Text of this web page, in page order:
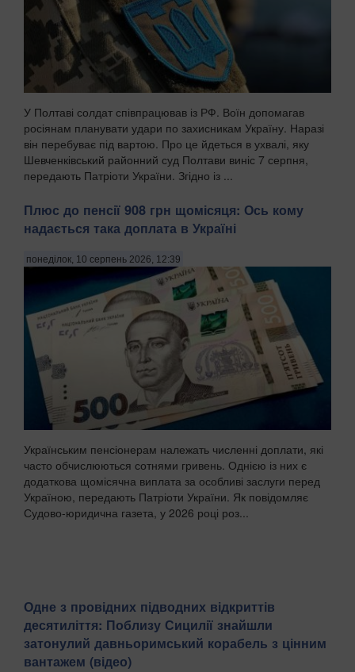
У Полтаві солдат співпрацював із РФ. Воїн допомагав
росіянам планувати удари по захисникам Україну. Наразі
він перебуває під вартою. Про це йдеться в ухвалі, яку
Шевченківський районний суд Полтави виніс 7 серпня,
передають Патріоти України. Згідно із ...
Плюс до пенсії 908 грн щомісяця: Ось кому
надається така доплата в Україні
понеділок, 10 серпень 2026, 12:39
Українським пенсіонерам належать численні доплати, які
часто обчислюються сотнями гривень. Однією із них є
додаткова щомісячна виплата за особливі заслуги перед
Україною, передають Патріоти України. Як повідомляє
Судово-юридична газета, у 2026 році роз...
Одне з провідних підводних відкриттів
десятиліття: Поблизу Сицилії знайшли
затонулий давньоримський корабель з цінним
вантажем (відео)